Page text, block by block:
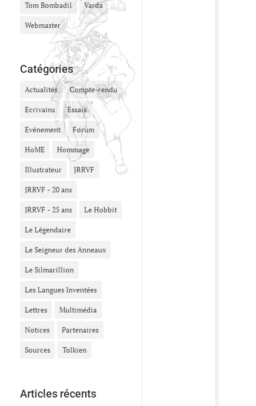
Tom Bombadil Varda
Webmaster
Catégories
Actualités Compte-rendu
Ecrivains Essais
Evénement Forum
HoME Hommage
Illustrateur JRRVF
JRRVF - 20 ans
JRRVF - 25 ans Le Hobbit
Le Légendaire
Le Seigneur des Anneaux
Le Silmarillion
Les Langues Inventées
Lettres Multimédia
Notices Partenaires
Sources Tolkien
Articles récents